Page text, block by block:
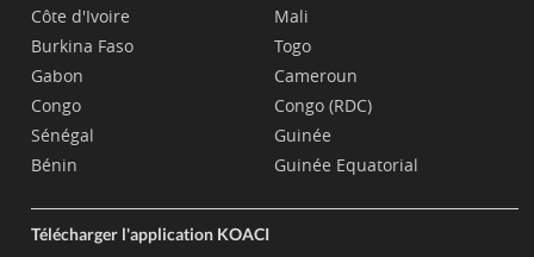
Côte d'Ivoire
Burkina Faso
Gabon
Congo
Sénégal
Bénin
Mali
Togo
Cameroun
Congo (RDC)
Guinée
Guinée Equatorial
Télécharger l'application KOACI